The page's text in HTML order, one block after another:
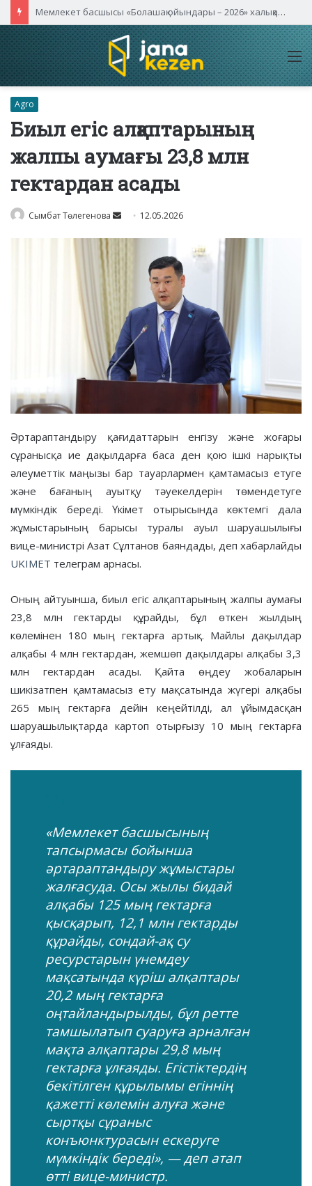
Қасым-Жомарт Тоқаев Қытайдың жетекші компаниялары басшыларымен кездесті
Agro
Биыл егіс алқаптарының
жалпы аумағы 23,8 млн
гектардан асады
Сымбат Төлегенова
Send 12.05.2026
Әртараптандыру қағидаттарын енгізу және жоғары
сұранысқа ие дақылдарға баса ден қою ішкі нарықты
әлеуметтік маңызы бар тауарлармен қамтамасыз етуге
және бағаның ауытқу тәуекелдерін төмендетуге
мүмкіндік береді. Үкімет отырысында көктемгі дала
жұмыстарының барысы туралы ауыл шаруашылығы
вице-министрі Азат Сұлтанов баяндады, деп хабарлайды
UKIMET телеграм арнасы.
Оның айтуынша, биыл егіс алқаптарының жалпы аумағы
23,8 млн гектарды құрайды, бұл өткен жылдың
көлемінен 180 мың гектарға артық. Майлы дақылдар
алқабы 4 млн гектардан, жемшөп дақылдары алқабы 3,3
млн гектардан асады. Қайта өңдеу жобаларын
шикізатпен қамтамасыз ету мақсатында жүгері алқабы
265 мың гектарға дейін кеңейтілді, ал ұйымдасқан
шаруашылықтарда картоп отырғызу 10 мың гектарға
ұлғаяды.
«Мемлекет басшысының
тапсырмасы бойынша
әртараптандыру жұмыстары
жалғасуда. Осы жылы бидай
алқабы 125 мың гектарға
қысқарып, 12,1 млн гектарды
құрайды, сондай-ақ су
ресурстарын үнемдеу
мақсатында күріш алқаптары
20,2 мың гектарға
оңтайландырылды, бұл ретте
тамшылатып суаруға арналған
мақта алқаптары 29,8 мың
гектарға ұлғаяды. Егістіктердің
бекітілген құрылымы егіннің
қажетті көлемін алуға және
сыртқы сұраныс
конъюнктурасын ескеруге
мүмкіндік береді», — деп атап
өтті вице-министр.